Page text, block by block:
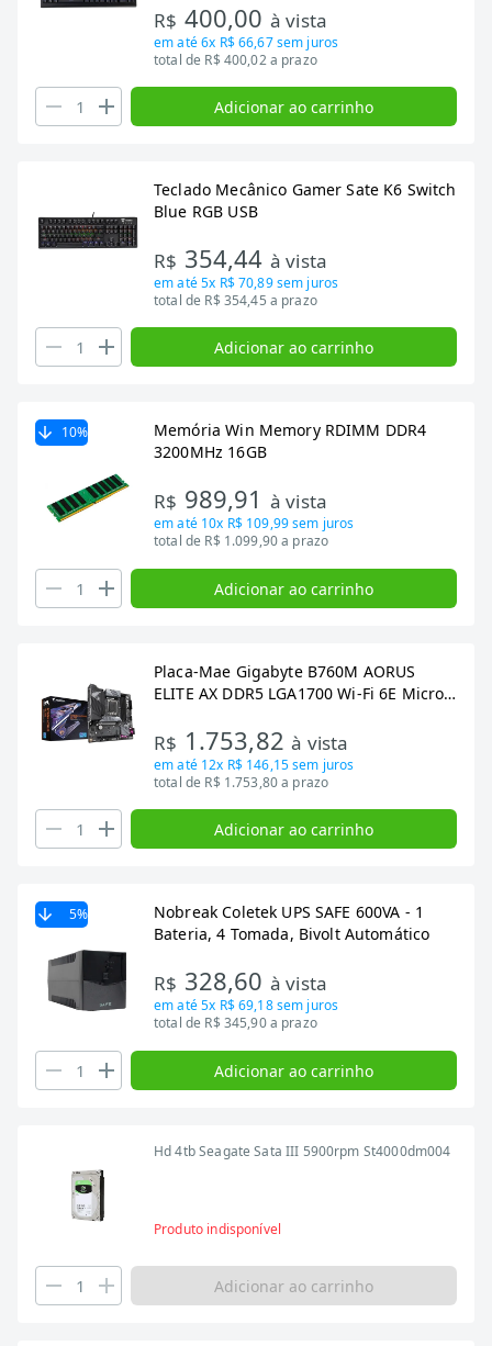
R$ 400,00 à vista
em até6x R$ 66,67sem juros
total de R$ 400,02 a prazo
Adicionar ao carrinho
Teclado Mecânico Gamer Sate K6 Switch
Blue RGB USB
R$ 354,44 à vista
em até5x R$ 70,89sem juros
total de R$ 354,45 a prazo
Adicionar ao carrinho
10%
Memória Win Memory RDIMM DDR4
3200MHz 16GB
R$ 989,91 à vista
em até 10x R$ 109,99sem juros
total de R$ 1.099,90 a prazo
Adicionar ao carrinho
Placa-Mae Gigabyte B760M AORUS
ELITE AX DDR5 LGA1700 Wi-Fi 6E Micro
R$ 1.753,82à vista
em até 12x R$ 146,15sem juros
total de R$ 1.753,80 a prazo
Adicionar ao carrinho
5%
Nobreak Coletek UPS SAFE 600VA - 1
Bateria, 4 Tomada, Bivolt Automático
R$ 328,60 à vista
em até5x R$ 69,18sem juros
total de R$ 345,90 a prazo
Adicionar ao carrinho
Hd 4tb Seagate Sata III 5900rpm St4000dm004
Produto indisponível
Adicionar ao carrinho